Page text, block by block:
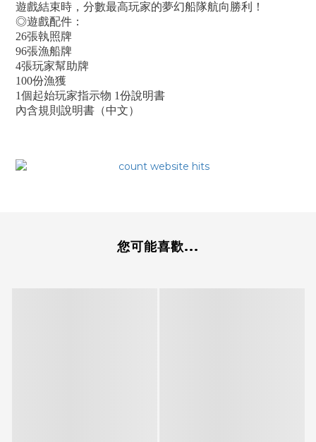
遊戲結束時，分數最高玩家的夢幻船隊航向勝利！
◎遊戲配件：
26張執照牌
96張漁船牌
4張玩家幫助牌
100份漁獲
1個起始玩家指示物 1份說明書
內含規則說明書（中文）
您可能喜歡...